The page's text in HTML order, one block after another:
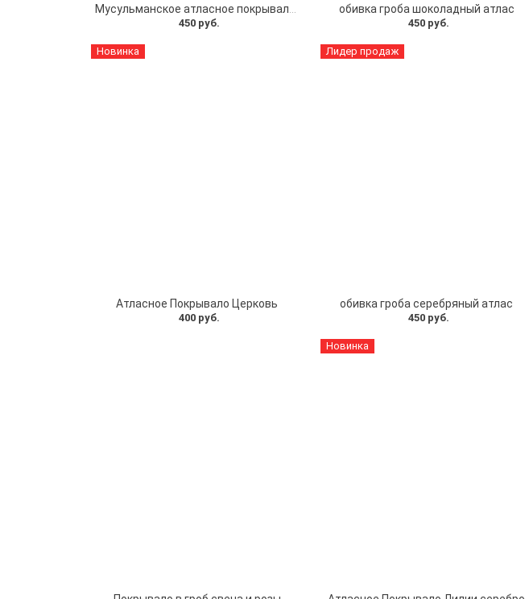
450 руб.
обивка гроба шоколадный атлас
450 руб.
Новинка
Атласное Покрывало Церковь
400 руб.
Лидер продаж
обивка гроба серебряный атлас
450 руб.
Новинка